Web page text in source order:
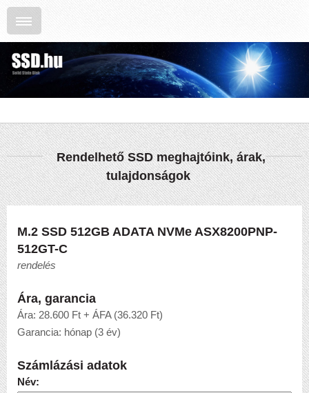
Rendelhető SSD meghajtóink, árak,
tulajdonságok
M.2 SSD 512GB ADATA NVMe ASX8200PNP-
512GT-C
rendelés
Ára, garancia
Ára: 28.600 Ft + ÁFA (36.320 Ft)
Garancia: hónap (3 év)
Számlázási adatok
Név: